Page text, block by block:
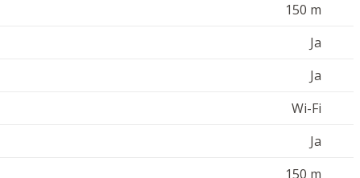
Värdinnan bor i en avskild del av huset.
Gratis Wi-Fi finns i hela huset. Husdjur och
150 m
Ja
Ja
Wi-Fi
Ja
150 m